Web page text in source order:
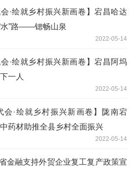
·绘就乡村振兴新画卷】宕昌哈达
水”路——锶畅山泉
2022-05-14
·绘就乡村振兴新画卷】宕昌阿坞
一人
2022-05-14
会·绘就乡村振兴新画卷】陇南宕
药材助推全县乡村全面振兴
2022-05-14
金融支持外贸企业复工复产政策宣